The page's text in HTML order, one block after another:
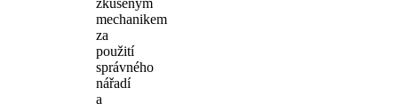
mechanikem
za
použití
správného
nářadí
a